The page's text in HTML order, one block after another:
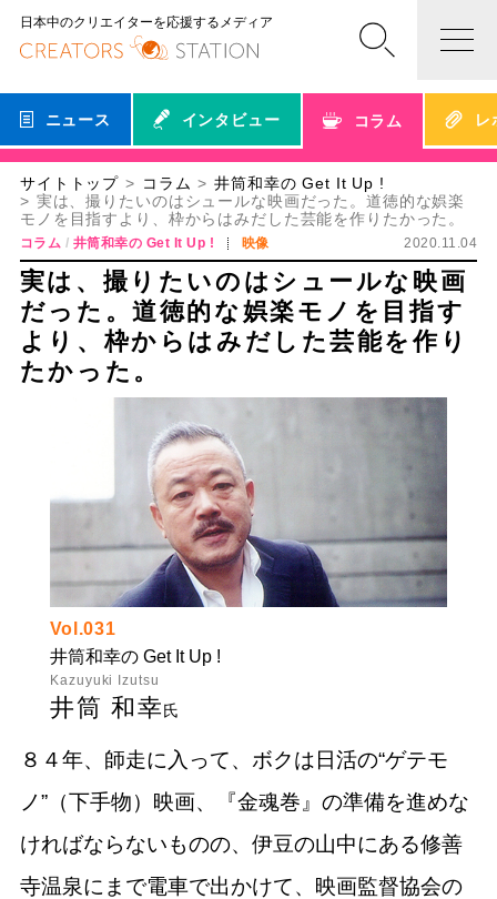
日本中のクリエイターを応援するメディア
ニュース インタビュー コラム レ
サイトトップ コラム
井筒和幸の Get It Up !
実は、撮りたいのはシュールな映画だった。道徳的な娯楽
モノを目指すより、枠からはみだした芸能を作りたかった。
コラム 井筒和幸の Get It Up ! 映像 2020.11.04
実は、撮りたいのはシュールな映画
だった。道徳的な娯楽モノを目指す
より、枠からはみだした芸能を作り
たかった。
Vol.031
井筒和幸の Get It Up !
Kazuyuki Izutsu
井筒 和幸氏
８４年、師走に入って、ボクは日活の“ゲテモ
ノ”（下手物）映画、『金魂巻』の準備を進めな
ければならないものの、伊豆の山中にある修善
寺温泉にまで電車で出かけて、映画監督協会の